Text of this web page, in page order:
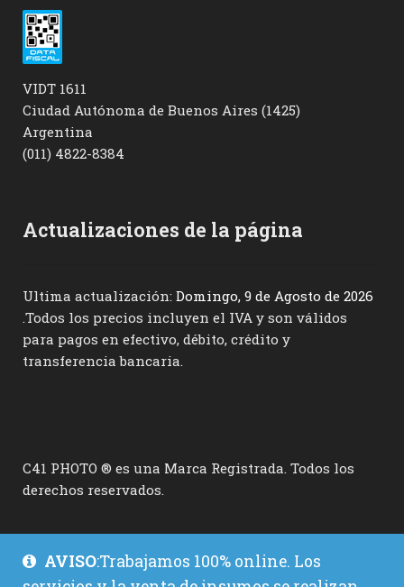
VIDT 1611
Ciudad Autónoma de Buenos Aires (1425)
Argentina
(011) 4822-8384
Actualizaciones de la página
Ultima actualización: Domingo, 9 de Agosto de 2026
.Todos los precios incluyen el IVA y son válidos
para pagos en efectivo, débito, crédito y
transferencia bancaria.
C41 PHOTO ® es una Marca Registrada. Todos los
derechos reservados.
AVISO:Trabajamos 100% online. Los